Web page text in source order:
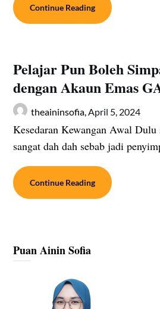
Continue Reading
Pelajar Pun Boleh
dengan Akaun Emas
theaininsofia,April 5, 2024
Kesedaran Kewangan Awal Dulu
sangat dah dah sebab jadi
Continue Reading
Puan Ainin Sofia